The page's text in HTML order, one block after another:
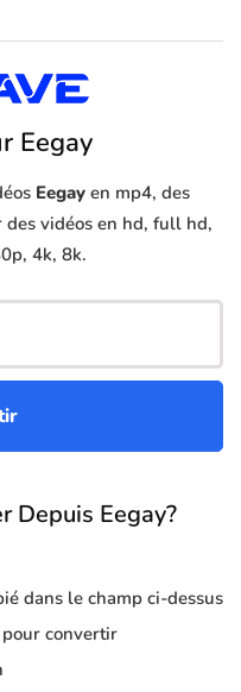
Eegay
Eegay en mp4, des
vidéos en hd, full hd,
4k, 8k.
Depuis Eegay?
dans le champ ci-dessus
convertir